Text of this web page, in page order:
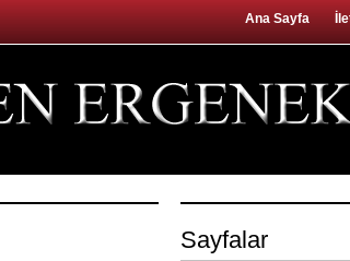
Ana Sayfa
Sayfalar